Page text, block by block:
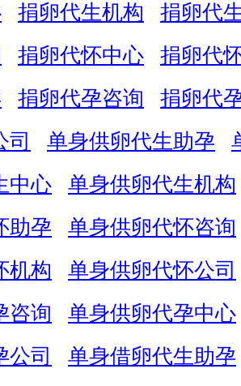
捐卵代生机构 捐卵代
捐卵代怀中心 捐卵代
捐卵代孕咨询 捐卵代
司
单身供卵代生助孕
中心
单身供卵代生机构
助孕
单身供卵代怀咨询
机构
单身供卵代怀公司
咨询
单身供卵代孕中心
公司
单身借卵代生助孕